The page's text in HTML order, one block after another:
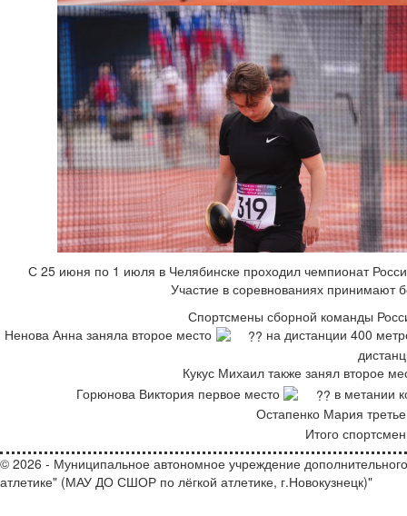
С 25 июня по 1 июля в Челябинске проходил чемпионат
Участие в соревнованиях принимают
Спортсмены сборной команды
Ненова Анна заняла второе место
на дистанции 400
Кукус Михаил также занял второе
Горюнова Виктория первое место
в метании
Остапенко Мария
Итого
© 2026 - Муниципальное автономное учреждение
атлетике" (МАУ ДО СШОР по лёгкой атлетике, г.Новокузнецк)"